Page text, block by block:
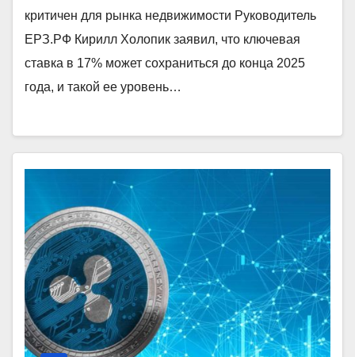
критичен для рынка недвижимости Руководитель
ЕРЗ.РФ Кирилл Холопик заявил, что ключевая
ставка в 17% может сохраниться до конца 2025
года, и такой ее уровень…